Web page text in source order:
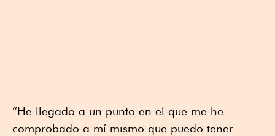
“He llegado a un punto en el que me he
comprobado a mí mismo que puedo tener